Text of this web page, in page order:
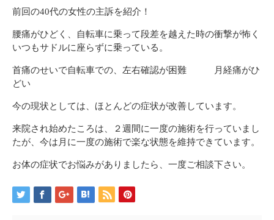
前回の40代の女性の主訴を紹介！
腰痛がひどく、自転車に乗って段差を越えた時の衝撃が怖く
いつもサドルに座らずに乗っている。
首痛のせいで自転車での、左右確認が困難 月経痛がひ
どい
今の現状としては、ほとんどの症状が改善しています。
来院され始めたころは、２週間に一度の施術を行っていまし
たが、今は月に一度の施術で楽な状態を維持できています。
お体の症状でお悩みがありましたら、一度ご相談下さい。